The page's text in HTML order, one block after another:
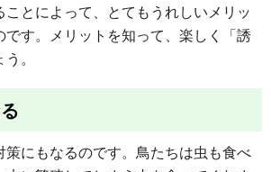
ことによって、とてもうれしいメリッ
です。メリットを知って、楽しく「誘
。
策にもなるのです。鳥たちは虫も食べ